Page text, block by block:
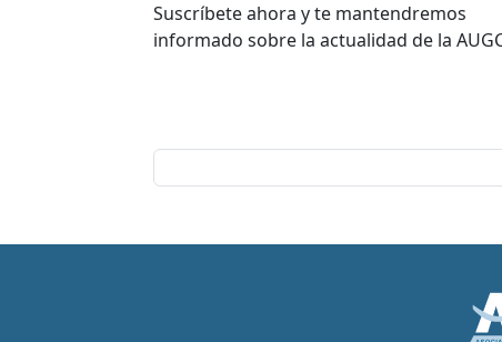
Suscríbete ahora y te mantendremos
informado sobre la actualidad de la